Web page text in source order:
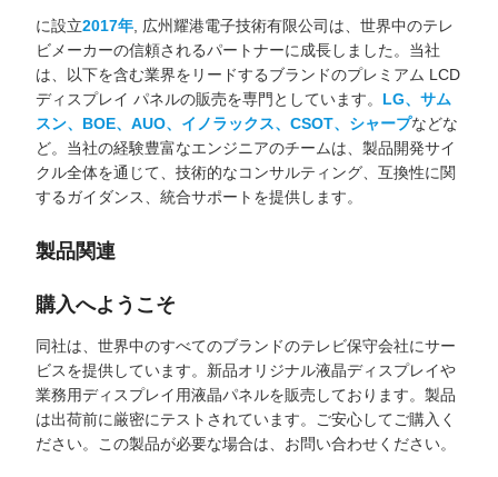
に設立2017年 , 広州耀港電子技術有限公司は、世界中のテレ
ビメーカーの信頼されるパートナーに成長しました。当社
は、以下を含む業界をリードするブランドのプレミアム LCD
ディスプレイ パネルの販売を専門としています。 LG、サム
スン、BOE、AUO、イノラックス、CSOT、シャープなどな
ど。当社の経験豊富なエンジニアのチームは、製品開発サイ
クル全体を通じて、技術的なコンサルティング、互換性に関
するガイダンス、統合サポートを提供します。
製品関連
購入へようこそ
同社は、世界中のすべてのブランドのテレビ保守会社にサー
ビスを提供しています。新品オリジナル液晶ディスプレイや
業務用ディスプレイ用液晶パネルを販売しております。製品
は出荷前に厳密にテストされています。ご安心してご購入く
ださい。この製品が必要な場合は、お問い合わせください。